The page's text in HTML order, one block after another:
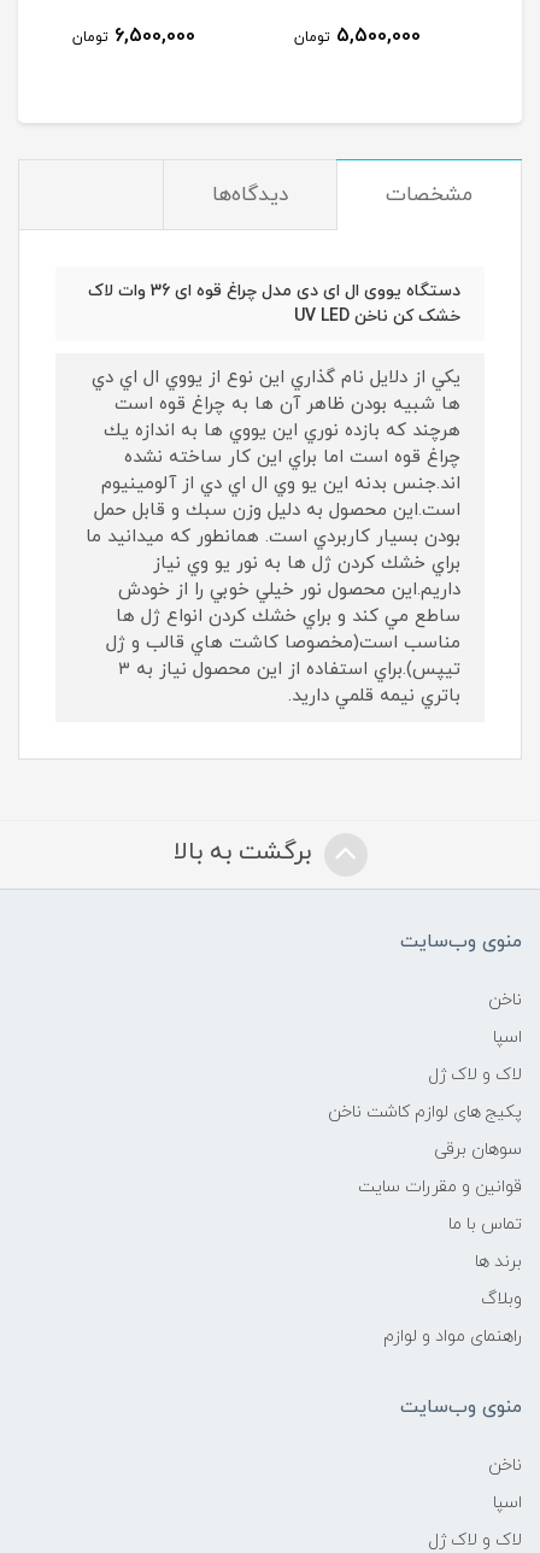
5,500,000 تومان 6,500,000 تومان
مشخصات دیدگاه‌ها
دستگاه یووی ال ای دی مدل چراغ قوه ای 36 وات لاک
خشک کن ناخن UV LED
يكي از دلايل نام گذاري اين نوع از يووي ال اي دي
ها شبيه بودن ظاهر آن ها به چراغ قوه است
هرچند كه بازده نوري اين يووي ها به اندازه يك
چراغ قوه است اما براي اين كار ساخته نشده
اند.جنس بدنه اين يو وي ال اي دي از آلومينيوم
است.اين محصول به دليل وزن سبك و قابل حمل
بودن بسيار كاربردي است. همانطور كه ميدانيد ما
براي خشك كردن ژل ها به نور يو وي نياز
داريم.اين محصول نور خيلي خوبي را از خودش
ساطع مي كند و براي خشك كردن انواع ژل ها
مناسب است(مخصوصا كاشت هاي قالب و ژل
تيپس).براي استفاده از اين محصول نياز به ٣
باتري نيمه قلمي داريد.
برگشت به بالا
منوی وب‌سایت
ناخن
اسپا
لاک و لاک ژل
پکیج های لوازم کاشت ناخن
سوهان برقی
قوانین و مقررات سایت
تماس با ما
برند ها
وبلاگ
راهنمای مواد و لوازم
منوی وب‌سایت
ناخن
اسپا
لاک و لاک ژل